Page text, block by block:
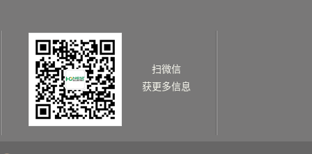
扫微信
获更多信息